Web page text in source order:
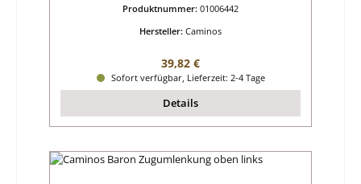
Produktnummer: 01006442
Hersteller: Caminos
Regulärer Preis:
39,82 €
Sofort verfügbar, Lieferzeit: 2-4 Tage
Details